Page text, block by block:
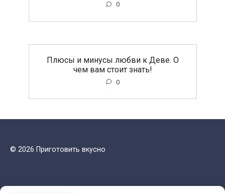
0
Плюсы и минусы любви к Деве. О
чем вам стоит знать!
0
© 2026 Приготовить вкусно